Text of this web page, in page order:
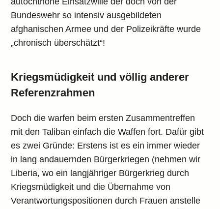
Bundeswehr so intensiv ausgebildeten
afghanischen Armee und der Polizeikräfte wurde
„chronisch überschätzt“!
Kriegsmüdigkeit und völlig anderer
Referenzrahmen
Doch die warfen beim ersten Zusammentreffen
mit den Taliban einfach die Waffen fort. Dafür gibt
es zwei Gründe: Erstens ist es ein immer wieder
in lang andauernden Bürgerkriegen (nehmen wir
Liberia, wo ein langjähriger Bürgerkrieg durch
Kriegsmüdigkeit und die Übernahme von
Verantwortungspositionen durch Frauen anstelle